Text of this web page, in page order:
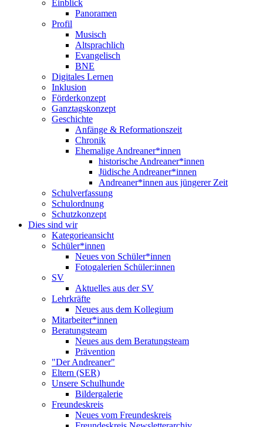
Einblick
Panoramen
Profil
Musisch
Altsprachlich
Evangelisch
BNE
Digitales Lernen
Inklusion
Förderkonzept
Ganztagskonzept
Geschichte
Anfänge & Reformationszeit
Chronik
Ehemalige Andreaner*innen
historische Andreaner*innen
Jüdische Andreaner*innen
Andreaner*innen aus jüngerer Zeit
Schulverfassung
Schulordnung
Schutzkonzept
Dies sind wir
Kategorieansicht
Schüler*innen
Neues von Schüler*innen
Fotogalerien Schüler:innen
SV
Aktuelles aus der SV
Lehrkräfte
Neues aus dem Kollegium
Mitarbeiter*innen
Beratungsteam
Neues aus dem Beratungsteam
Prävention
"Der Andreaner"
Eltern (SER)
Unsere Schulhunde
Bildergalerie
Freundeskreis
Neues vom Freundeskreis